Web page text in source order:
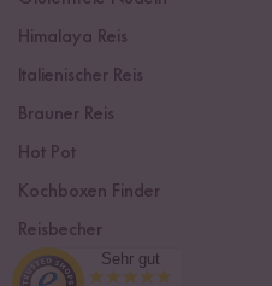
Himalaya Reis
Italienischer Reis
Brauner Reis
Hot Pot
Kochboxen Finder
Reisbecher
Sushi Einsteiger Box
Sehr gut